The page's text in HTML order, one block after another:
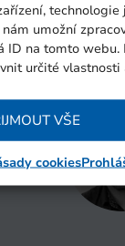
technologie
umožní
ID na tomto
určité vlastnosti
VŠE
cookies